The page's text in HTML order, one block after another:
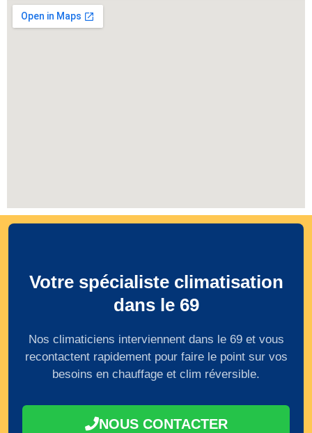
Votre spécialiste climatisation
dans le 69
Nos climaticiens interviennent dans le 69 et vous
recontactent rapidement pour faire le point sur vos
besoins en chauffage et clim réversible.
NOUS CONTACTER